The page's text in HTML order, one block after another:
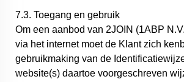
7.3. Toegang en gebruik
Om een aanbod van 2JOIN (1ABP
via het internet moet de Klant zich
gebruikmaking van de
website(s) daartoe voorgeschreven